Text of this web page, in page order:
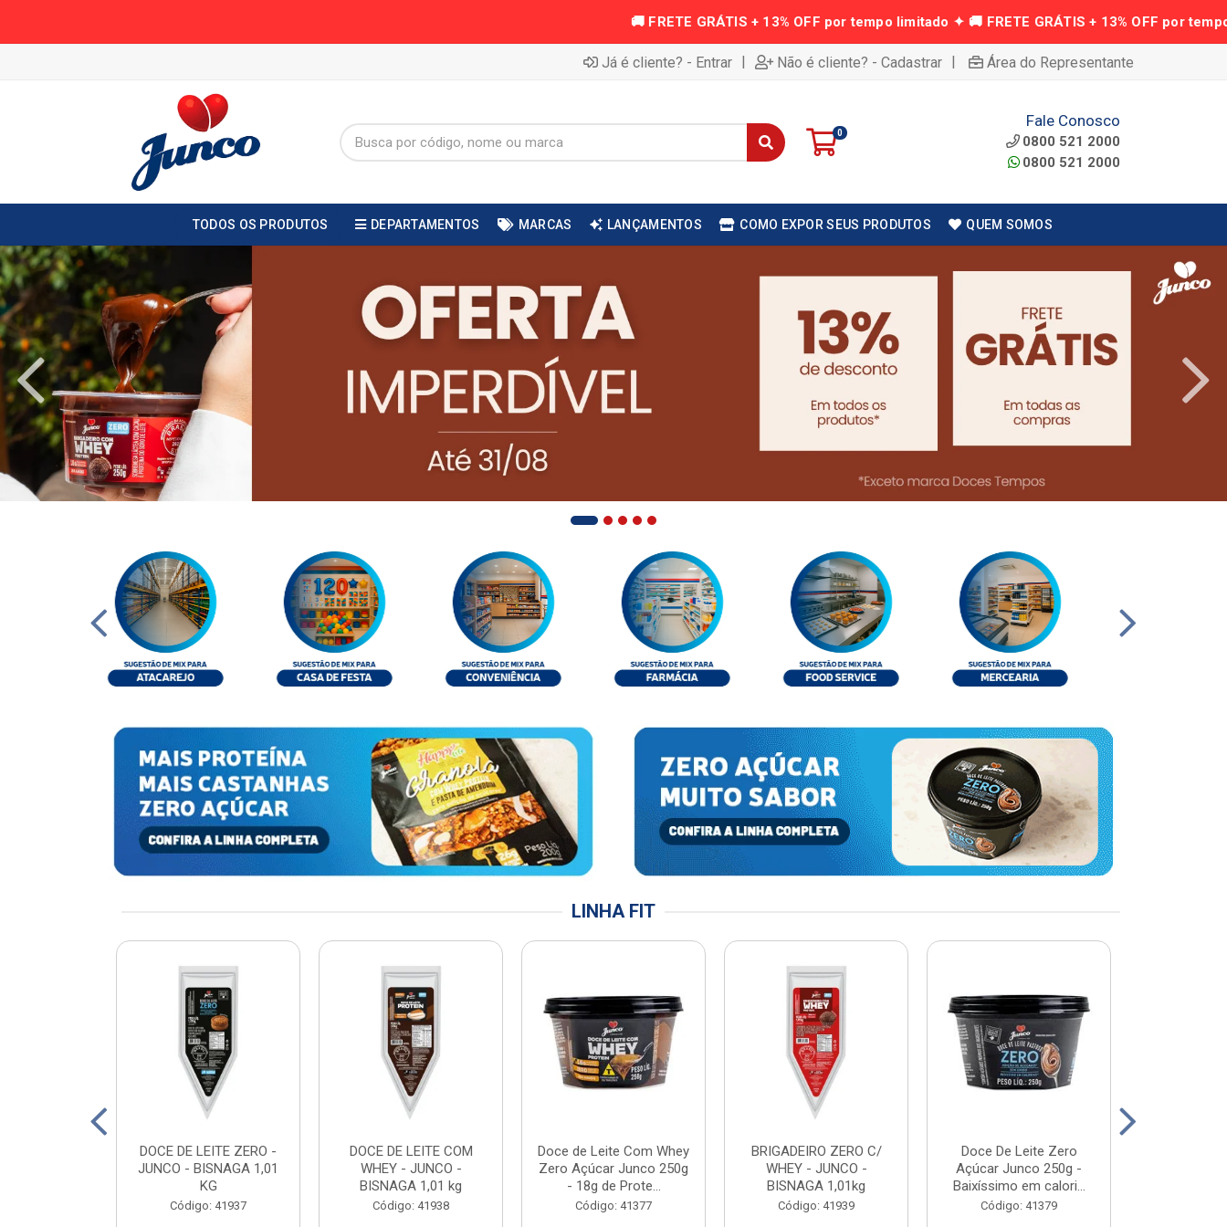
Já é cliente? - Entrar | Não é cliente? - Cadastrar | Área do Representante
0
Fale Conosco
0800 521 2000
0800 521 2000
TODOS OS PRODUTOS DEPARTAMENTOS MARCAS LANÇAMENTOS COMO EXPOR SEUS PRODUTOS QUEM SOMOS
LINHA FIT
DOCE DE LEITE ZERO -
JUNCO - BISNAGA 1,01
KG
Código: 41937
DOCE DE LEITE COM
WHEY - JUNCO -
BISNAGA 1,01 kg
Código: 41938
Doce de Leite Com Whey
Zero Açúcar Junco 250g
- 18g de Prote...
Código: 41377
BRIGADEIRO ZERO C/
WHEY - JUNCO -
BISNAGA 1,01kg
Código: 41939
Doce De Leite Zero
Açúcar Junco 250g -
Baixíssimo em calori...
Código: 41379